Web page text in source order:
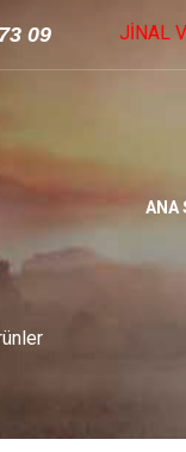
09 YEDEK
ANA